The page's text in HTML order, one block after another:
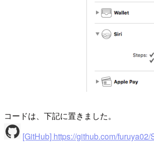
コードは、下記に置きました。
[GitHub] https://github.com/